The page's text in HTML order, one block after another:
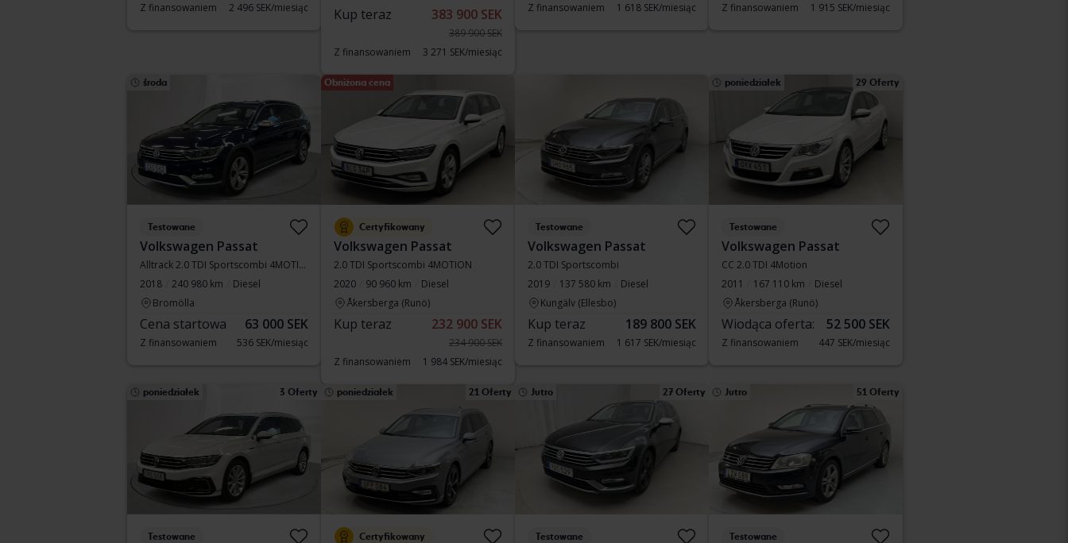
Z finansowaniem
2 496 SEK/miesiąc Kup teraz 383 900 SEK
389 900 SEK
Z finansowaniem
3 271 SEK/miesiąc
Z finansowaniem 1 618 SEK/miesiąc Z finansowaniem 1 915 SEK/miesiąc
środa
Testowane
Volkswagen Passat
Alltrack 2.0 TDI Sportscombi 4MOTION
2018
240 980 km
Diesel
Bromölla
Cena startowa 63 000 SEK
Z finansowaniem 536 SEK/miesiąc
Obniżona cena
Certyfikowany
Volkswagen Passat
2.0 TDI Sportscombi 4MOTION
2020
90 960 km
Diesel
Åkersberga (Runö)
Kup teraz 232 900 SEK
234 900 SEK
Z finansowaniem
1 984 SEK/miesiąc
Testowane
Volkswagen Passat
2.0 TDI Sportscombi
2019
137 580 km
Diesel
Kungälv (Ellesbo)
Kup teraz 189 800 SEK
Z finansowaniem 1 617 SEK/miesiąc
poniedziałek 29 Oferty
Testowane
Volkswagen Passat
CC 2.0 TDI 4Motion
2011
167 110 km
Diesel
Åkersberga (Runö)
Wiodąca oferta: 52 500 SEK
Z finansowaniem 447 SEK/miesiąc
poniedziałek 3 Oferty
Testowane
poniedziałek 21 Oferty
Certyfikowany
Jutro 27 Oferty
Testowane
Jutro 51 Oferty
Testowane